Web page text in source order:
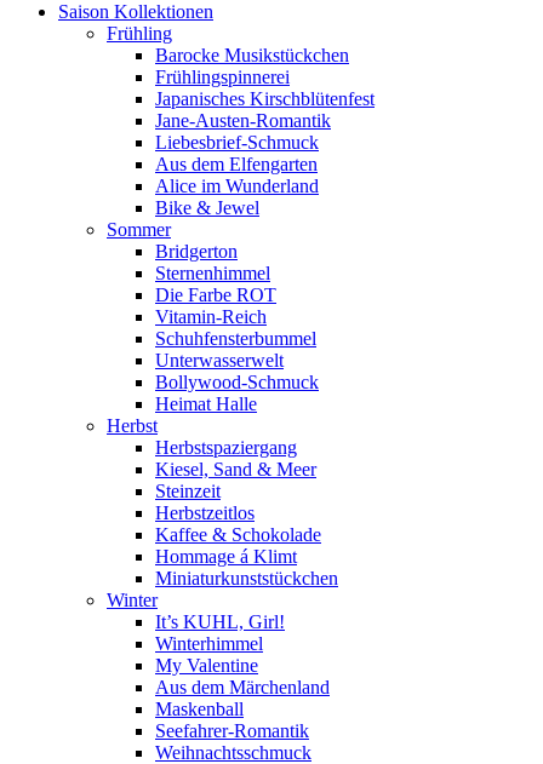
Saison Kollektionen
Frühling
Barocke Musikstückchen
Frühlingspinnerei
Japanisches Kirschblütenfest
Jane-Austen-Romantik
Liebesbrief-Schmuck
Aus dem Elfengarten
Alice im Wunderland
Bike & Jewel
Sommer
Bridgerton
Sternenhimmel
Die Farbe ROT
Vitamin-Reich
Schuhfensterbummel
Unterwasserwelt
Bollywood-Schmuck
Heimat Halle
Herbst
Herbstspaziergang
Kiesel, Sand & Meer
Steinzeit
Herbstzeitlos
Kaffee & Schokolade
Hommage á Klimt
Miniaturkunststückchen
Winter
It’s KUHL, Girl!
Winterhimmel
My Valentine
Aus dem Märchenland
Maskenball
Seefahrer-Romantik
Weihnachtsschmuck